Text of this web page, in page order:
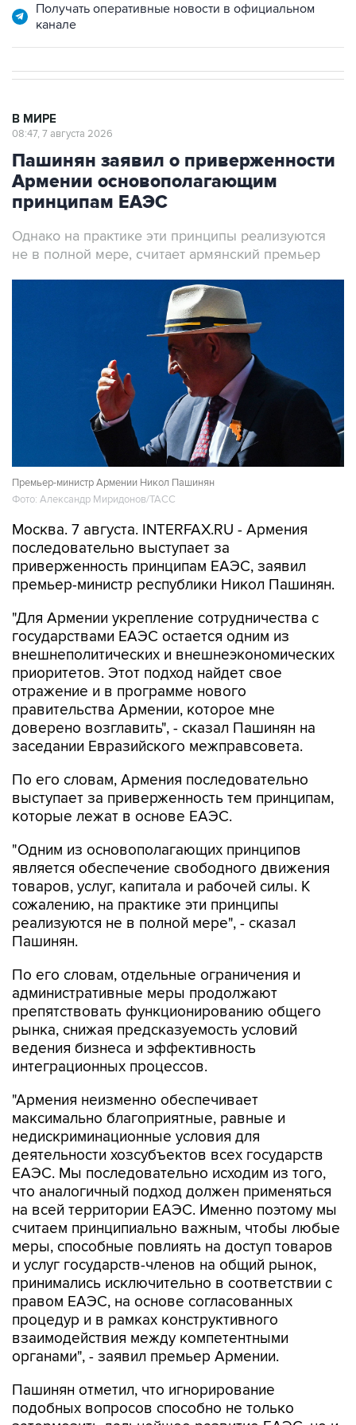
Получать оперативные новости в официальном
канале
В МИРЕ
08:47, 7 августа 2026
Пашинян заявил о приверженности
Армении основополагающим
принципам ЕАЭС
Однако на практике эти принципы реализуются
не в полной мере, считает армянский премьер
Премьер-министр Армении Никол Пашинян
Фото: Александр Миридонов/ТАСС
Москва. 7 августа. INTERFAX.RU - Армения
последовательно выступает за
приверженность принципам ЕАЭС, заявил
премьер-министр республики Никол Пашинян.
"Для Армении укрепление сотрудничества с
государствами ЕАЭС остается одним из
внешнеполитических и внешнеэкономических
приоритетов. Этот подход найдет свое
отражение и в программе нового
правительства Армении, которое мне
доверено возглавить", - сказал Пашинян на
заседании Евразийского межправсовета.
По его словам, Армения последовательно
выступает за приверженность тем принципам,
которые лежат в основе ЕАЭС.
"Одним из основополагающих принципов
является обеспечение свободного движения
товаров, услуг, капитала и рабочей силы. К
сожалению, на практике эти принципы
реализуются не в полной мере", - сказал
Пашинян.
По его словам, отдельные ограничения и
административные меры продолжают
препятствовать функционированию общего
рынка, снижая предсказуемость условий
ведения бизнеса и эффективность
интеграционных процессов.
"Армения неизменно обеспечивает
максимально благоприятные, равные и
недискриминационные условия для
деятельности хозсубъектов всех государств
ЕАЭС. Мы последовательно исходим из того,
что аналогичный подход должен применяться
на всей территории ЕАЭС. Именно поэтому мы
считаем принципиально важным, чтобы любые
меры, способные повлиять на доступ товаров
и услуг государств-членов на общий рынок,
принимались исключительно в соответствии с
правом ЕАЭС, на основе согласованных
процедур и в рамках конструктивного
взаимодействия между компетентными
органами", - заявил премьер Армении.
Пашинян отметил, что игнорирование
подобных вопросов способно не только